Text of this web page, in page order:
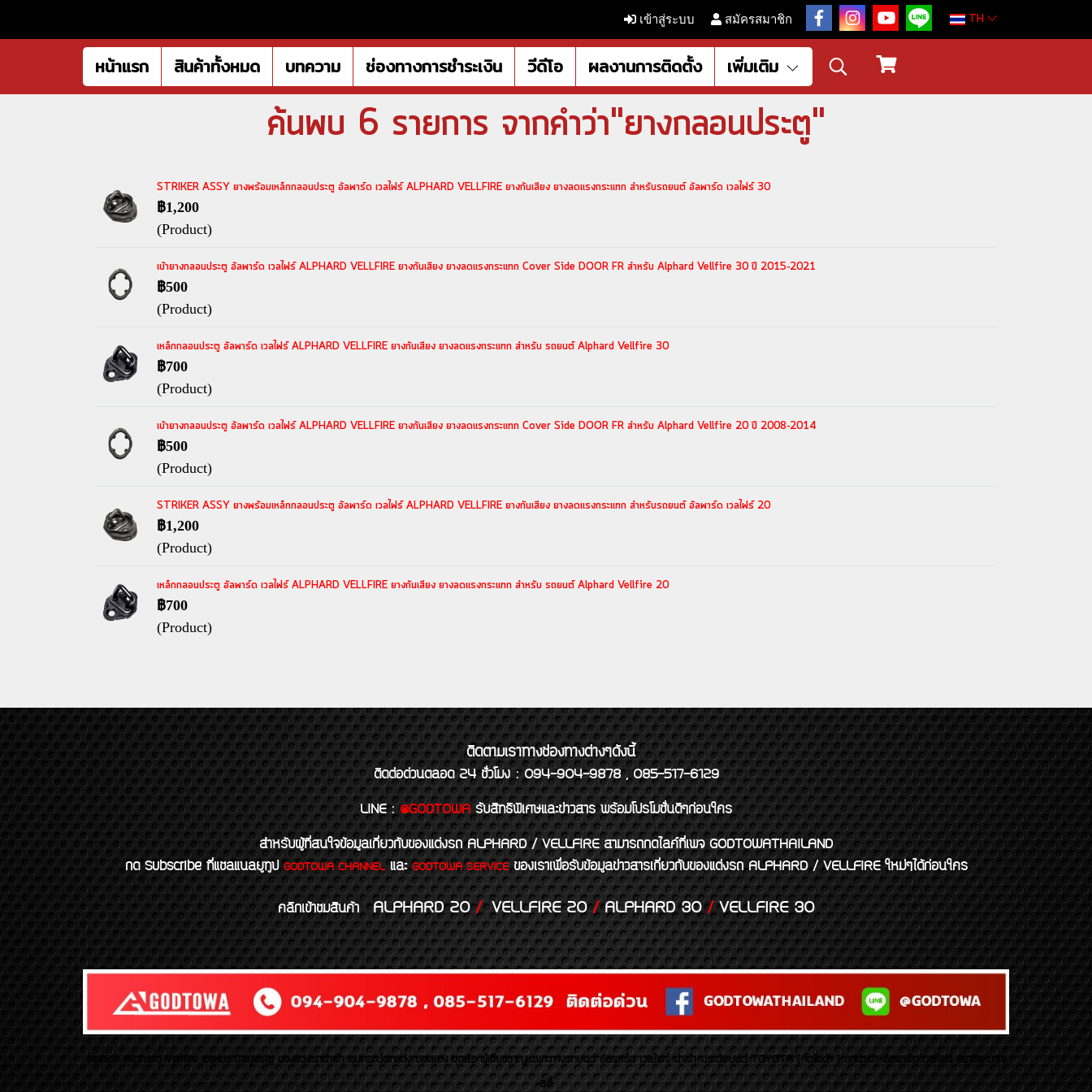
เข้าสู่ระบบ สมัครสมาชิก TH
หน้าแรก สินค้าทั้งหมด บทความ ช่องทางการชำระเงิน วีดีโอ ผลงานการติดตั้ง เพิ่มเติม
ค้นพบ 6 รายการ จากคำว่า"ยางกลอนประตู"
STRIKER ASSY ยางพร้อมเหล็กกลอนประตู อัลพาร์ด เวลไฟร์ ALPHARD VELLFIRE ยางกันเสียง ยางลดแรงกระแทก สำหรับรถยนต์ อัลพาร์ด เวลไฟร์ 30
฿1,200
(Product)
เบ้ายางกลอนประตู อัลพาร์ด เวลไฟร์ ALPHARD VELLFIRE ยางกันเสียง ยางลดแรงกระแทก Cover Side DOOR FR สำหรับ Alphard Vellfire 30 ปี 2015-2021
฿500
(Product)
เหล็กกลอนประตู อัลพาร์ด เวลไฟร์ ALPHARD VELLFIRE ยางกันเสียง ยางลดแรงกระแทก สำหรับ รถยนต์ Alphard Vellfire 30
฿700
(Product)
เบ้ายางกลอนประตู อัลพาร์ด เวลไฟร์ ALPHARD VELLFIRE ยางกันเสียง ยางลดแรงกระแทก Cover Side DOOR FR สำหรับ Alphard Vellfire 20 ปี 2008-2014
฿500
(Product)
STRIKER ASSY ยางพร้อมเหล็กกลอนประตู อัลพาร์ด เวลไฟร์ ALPHARD VELLFIRE ยางกันเสียง ยางลดแรงกระแทก สำหรับรถยนต์ อัลพาร์ด เวลไฟร์ 20
฿1,200
(Product)
เหล็กกลอนประตู อัลพาร์ด เวลไฟร์ ALPHARD VELLFIRE ยางกันเสียง ยางลดแรงกระแทก สำหรับ รถยนต์ Alphard Vellfire 20
฿700
(Product)
ติดตามเราทางช่องทางต่างๆดังนี้
ติดต่อด่วนตลอด 24 ชั่วโมง : 094-904-9878 , 085-517-6129
LINE : @GODTOWA รับสิทธิพิเศษและข่าวสาร พร้อมโปรโมชั่นดีๆก่อนใคร
สำหรับผู้ที่สนใจข้อมูลเกี่ยวกับของแต่งรถ ALPHARD / VELLFIRE สามารถกดไลค์ที่เพจ GODTOWATHAILAND
กด Subscribe ที่แชลแนลยูทูปGODTOWA CHANNELและGODTOWA SERVICEของเราเพื่อรับข้อมูลข่าวสารเกี่ยวกับของแต่งรถ ALPHARD / VELLFIRE ใหม่ๆได้ก่อนใคร
คลิกเข้าชมสินค้า ALPHARD 20/VELLFIRE 20/ALPHARD 30/VELLFIRE 30
ของเเต่ง Alphard Vellfire Lexus Majesty ของเเต่งรถนำเข้า อุปกรณ์ตกแต่ง ของแต่ง ชุดล้อ ผู้เชี่ยวชาญเฉพาะทางรถยนต์ อัลพาร์ด เวลไฟร์ นำเข้า ประดับยนต์ TOYOTA ( โตโยต้า ) รถนำเข้า อัลพาร์ด เวลไฟร์ เลกซัส มาเจ
สตี้